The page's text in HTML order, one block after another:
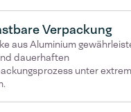
Verpackung
aus Aluminium
dauerhaften
unter